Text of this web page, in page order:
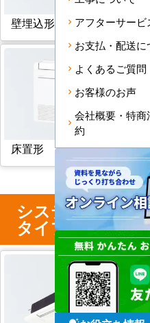
壁埋込形
床置形
システムマルチ
タイプ
アフターサービ
お支払・配送に
よくあるご質問
お客様のお声
会社概要・特商
約